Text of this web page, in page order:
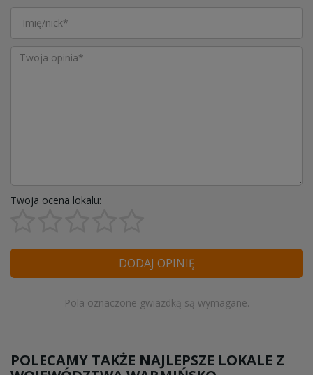
Twoja ocena lokalu:
DODAJ OPINIĘ
Pola oznaczone gwiazdką są wymagane.
POLECAMY TAKŻE NAJLEPSZE LOKALE Z